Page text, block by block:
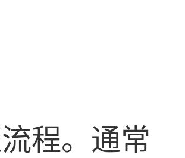
程。通常